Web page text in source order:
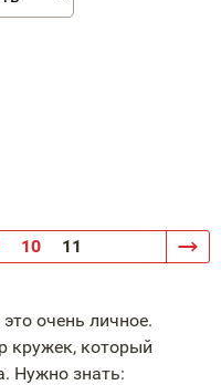
10 11
очень личное.
кружек, который
Нужно знать: